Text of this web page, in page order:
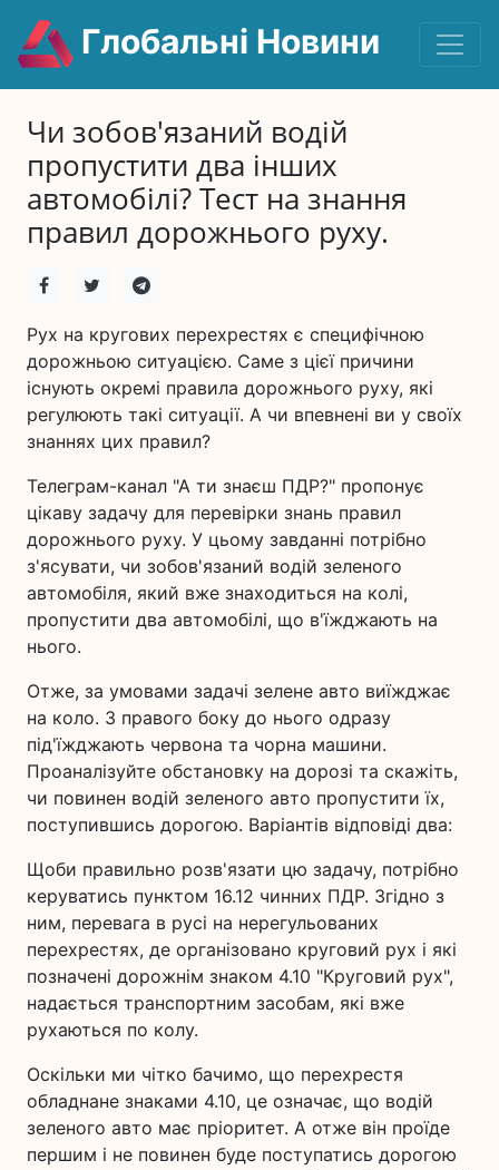
Глобальні Новини
Чи зобов'язаний водій
пропустити два інших
автомобілі? Тест на знання
правил дорожнього руху.
Рух на кругових перехрестях є специфічною
дорожньою ситуацією. Саме з цієї причини
існують окремі правила дорожнього руху, які
регулюють такі ситуації. А чи впевнені ви у своїх
знаннях цих правил?
Телеграм-канал "А ти знаєш ПДР?" пропонує
цікаву задачу для перевірки знань правил
дорожнього руху. У цьому завданні потрібно
з'ясувати, чи зобов'язаний водій зеленого
автомобіля, який вже знаходиться на колі,
пропустити два автомобілі, що в'їжджають на
нього.
Отже, за умовами задачі зелене авто виїжджає
на коло. З правого боку до нього одразу
під'їжджають червона та чорна машини.
Проаналізуйте обстановку на дорозі та скажіть,
чи повинен водій зеленого авто пропустити їх,
поступившись дорогою. Варіантів відповіді два:
Щоби правильно розв'язати цю задачу, потрібно
керуватись пунктом 16.12 чинних ПДР. Згідно з
ним, перевага в русі на нерегульованих
перехрестях, де організовано круговий рух і які
позначені дорожнім знаком 4.10 "Круговий рух",
надається транспортним засобам, які вже
рухаються по колу.
Оскільки ми чітко бачимо, що перехрестя
обладнане знаками 4.10, це означає, що водій
зеленого авто має пріоритет. А отже він проїде
першим і не повинен буде поступатись дорогою